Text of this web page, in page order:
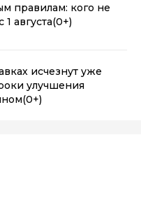
правилам: кого не
августа(0+)
исчезнут уже
улучшения
(0+)